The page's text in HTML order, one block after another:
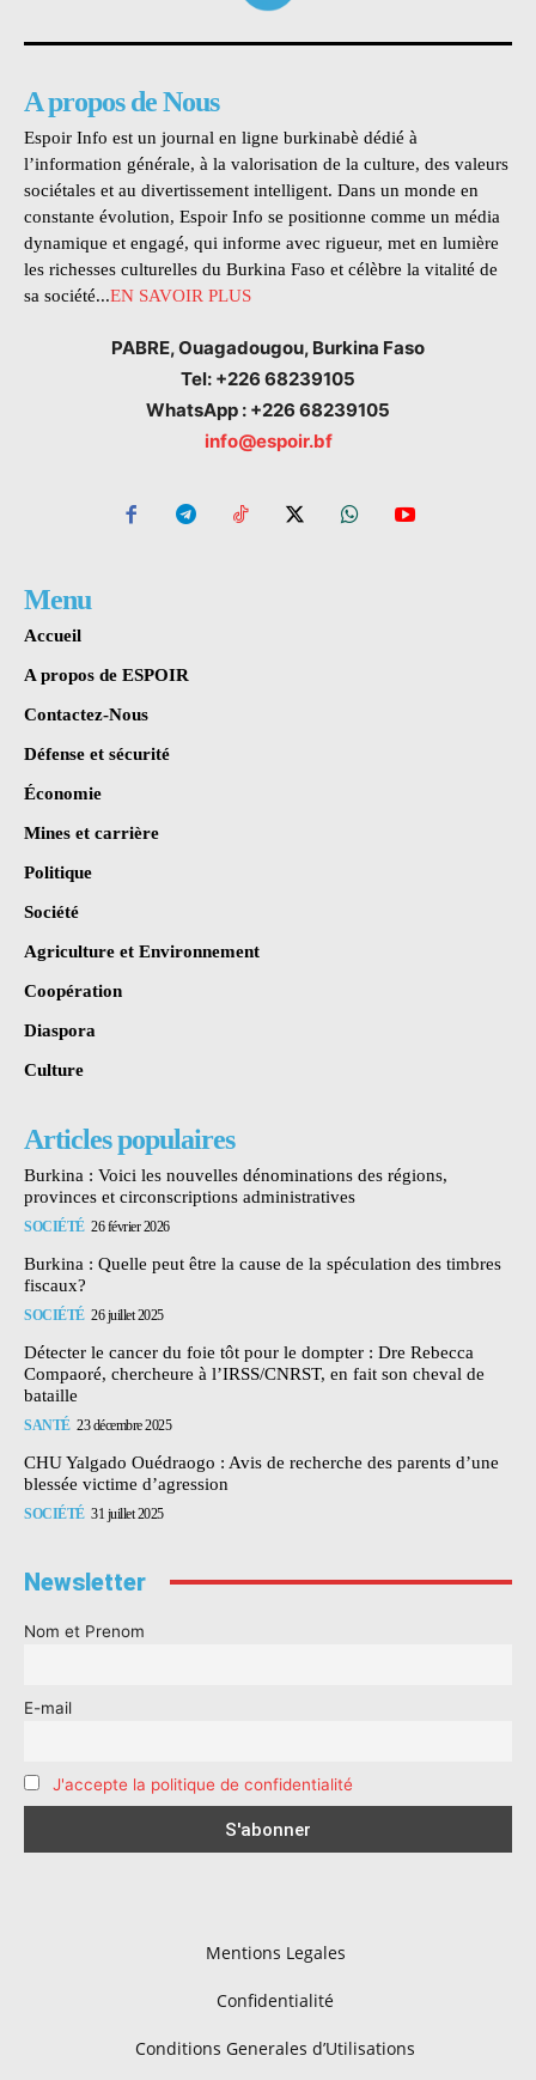
A propos de Nous
Espoir Info est un journal en ligne burkinabè dédié à
l’information générale, à la valorisation de la culture, des valeurs
sociétales et au divertissement intelligent. Dans un monde en
constante évolution, Espoir Info se positionne comme un média
dynamique et engagé, qui informe avec rigueur, met en lumière
les richesses culturelles du Burkina Faso et célèbre la vitalité de
sa société...EN SAVOIR PLUS
PABRE, Ouagadougou, Burkina Faso
Tel: +226 68239105
WhatsApp : +226 68239105
info@espoir.bf
Menu
Accueil
A propos de ESPOIR
Contactez-Nous
Défense et sécurité
Économie
Mines et carrière
Politique
Société
Agriculture et Environnement
Coopération
Diaspora
Culture
Articles populaires
Burkina : Voici les nouvelles dénominations des régions,
provinces et circonscriptions administratives
SOCIÉTÉ 26 février 2026
Burkina : Quelle peut être la cause de la spéculation des timbres
fiscaux?
SOCIÉTÉ 26 juillet 2025
Détecter le cancer du foie tôt pour le dompter : Dre Rebecca
Compaoré, chercheure à l’IRSS/CNRST, en fait son cheval de
bataille
SANTÉ 23 décembre 2025
CHU Yalgado Ouédraogo : Avis de recherche des parents d’une
blessée victime d’agression
SOCIÉTÉ 31 juillet 2025
Newsletter
Nom et Prenom
E-mail
J'accepte la politique de confidentialité
Mentions Legales
Confidentialité
Conditions Generales d’Utilisations